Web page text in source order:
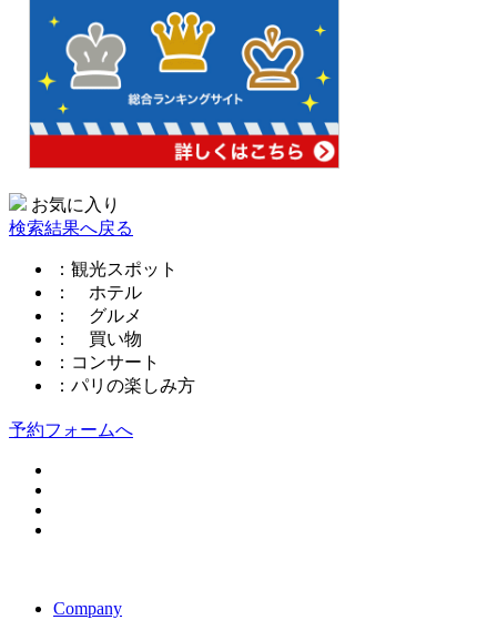
お気に入り
検索結果へ戻る
：観光スポット
： ホテル
： グルメ
： 買い物
：コンサート
：パリの楽しみ方
予約フォームへ
Company